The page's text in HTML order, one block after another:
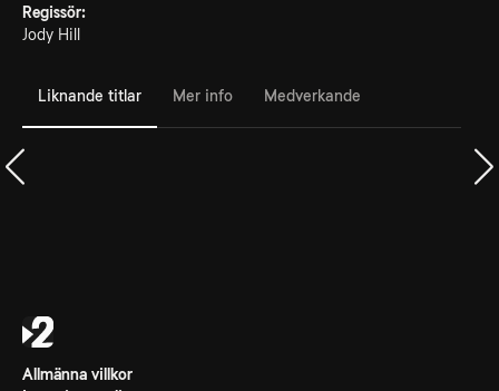
Regissör:
Jody Hill
Liknande titlar Mer info Medverkande
Allmänna villkor